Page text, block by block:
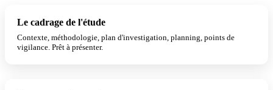
Le cadrage de l'étude
Contexte, méthodologie, plan d'investigation, planning, points de
vigilance. Prêt à présenter.